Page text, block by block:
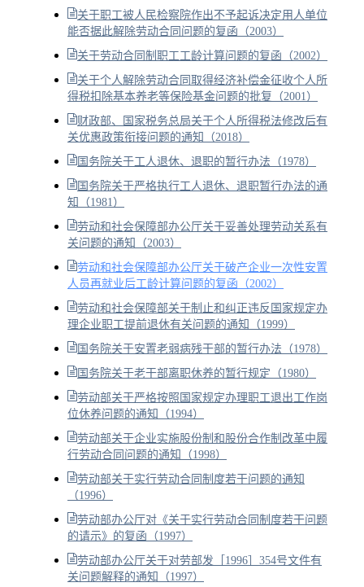
关于职工被人民检察院作出不予起诉决定用人单位
能否据此解除劳动合同问题的复函（2003）
关于劳动合同制职工工龄计算问题的复函（2002）
关于个人解除劳动合同取得经济补偿金征收个人所
得税扣除基本养老等保险基金问题的批复（2001）
财政部、国家税务总局关于个人所得税法修改后有
关优惠政策衔接问题的通知（2018）
国务院关于工人退休、退职的暂行办法（1978）
国务院关于严格执行工人退休、退职暂行办法的通
知（1981）
劳动和社会保障部办公厅关于妥善处理劳动关系有
关问题的通知（2003）
劳动和社会保障部办公厅关于破产企业一次性安置
人员再就业后工龄计算问题的复函（2002）
劳动和社会保障部关于制止和纠正违反国家规定办
理企业职工提前退休有关问题的通知（1999）
国务院关于安置老弱病残干部的暂行办法（1978）
国务院关于老干部离职休养的暂行规定（1980）
劳动部关于严格按照国家规定办理职工退出工作岗
位休养问题的通知（1994）
劳动部关于企业实施股份制和股份合作制改革中履
行劳动合同问题的通知（1998）
劳动部关于实行劳动合同制度若干问题的通知
（1996）
劳动部办公厅对《关于实行劳动合同制度若干问题
的请示》的复函（1997）
劳动部办公厅关于对劳部发［1996］354号文件有
关问题解释的通知（1997）